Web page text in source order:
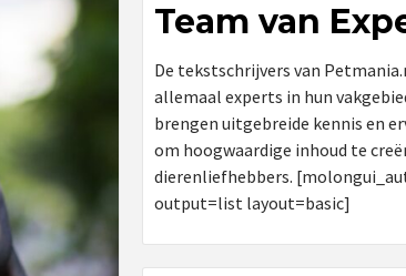
Team van
De tekstschrijvers van
allemaal experts in hun
brengen uitgebreide kennis en
om hoogwaardige inhoud te
dierenliefhebbers.
output=list layout=basic]